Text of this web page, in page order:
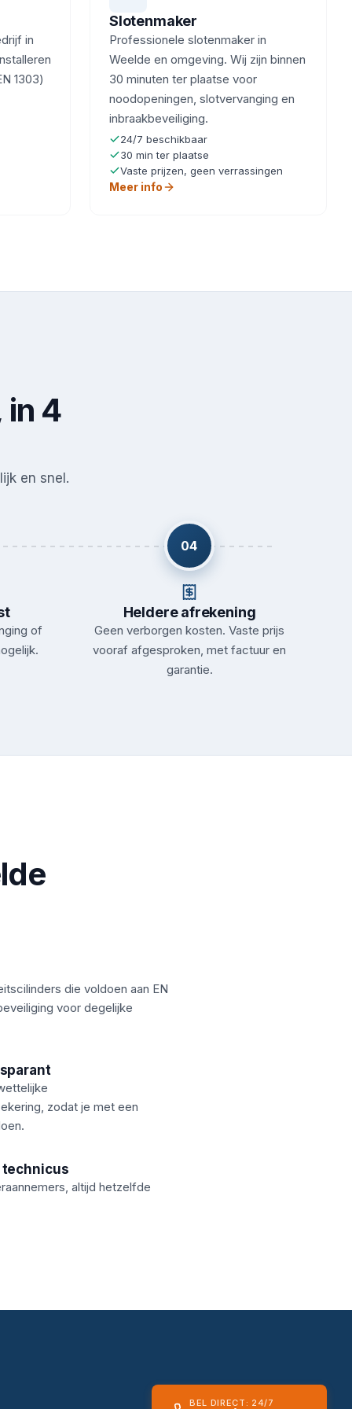
in
1303)
Slotenmaker
Professionele slotenmaker in
Weelde en omgeving. Wij zijn binnen
30 minuten ter plaatse voor
noodopeningen, slotvervanging en
inbraakbeveiliging.
24/7 beschikbaar
30 min ter plaatse
Vaste prijzen, geen verrassingen
Meer info
4
en snel.
of
04
Heldere afrekening
Geen verborgen kosten. Vaste prijs
vooraf afgesproken, met factuur en
garantie.
die voldoen aan EN
voor degelijke
zodat je met een
altijd hetzelfde
BEL DIRECT: 24/7